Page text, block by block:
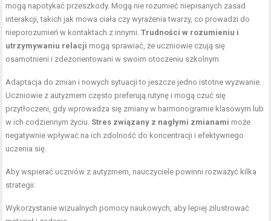
mogą napotykać przeszkody. Mogą nie rozumieć niepisanych zasad
interakcji, takich jak mowa ciała czy wyrażenia twarzy, co prowadzi do
nieporozumień w kontaktach z innymi.Trudności w rozumieniu i
utrzymywaniu relacji mogą sprawiać, że uczniowie czują się
osamotnieni i zdezorientowani w swoim otoczeniu szkolnym.
Adaptacja do zmian i nowych sytuacji to jeszcze jedno istotne wyzwanie.
Uczniowie z autyzmem często preferują rutynę i mogą czuć się
przytłoczeni, gdy wprowadza się zmiany w harmonogramie klasowym lub
w ich codziennym życiu. Stres związany z nagłymi zmianami może
negatywnie wpływać na ich zdolność do koncentracji i efektywnego
uczenia się.
Aby wspierać uczniów z autyzmem, nauczyciele powinni rozważyć kilka
strategii:
Wykorzystanie wizualnych pomocy naukowych, aby lepiej zilustrować